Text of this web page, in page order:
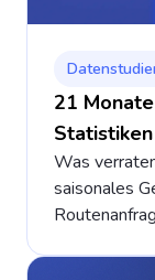
21
Was
saisonales